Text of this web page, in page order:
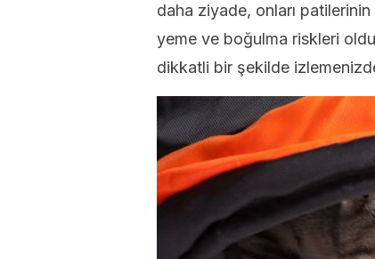
daha ziyade, onları
yeme ve boğulma riskleri
dikkatli bir şekilde